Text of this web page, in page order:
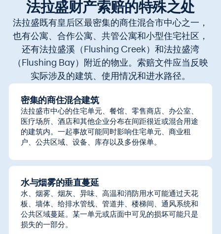
法拉盛财产索赔的特殊之处
法拉盛既有皇后区最密集的商住混合市中心之一，
也有公寓、合作公寓、共管公寓和小型住宅社区，
还有法拉盛溪（Flushing Creek）和法拉盛湾
（Flushing Bay）附近的物业。索赔文件应当反映
实际涉及的建筑、使用情况和进水路径。
密集的商住混合建筑
法拉盛市中心的住宅单元、餐馆、零售商店、办公室、
医疗场所、酒店和其他企业分布在间距很近或混合用途
的建筑内。一起事故可能同时影响住宅单元、商业租
户、公共区域、设备、库存以及多份保单。
水与烟雾的垂直蔓延
水、烟雾、烟灰、异味、高温和消防用水可能通过天花
板、墙体、给排水管线、管道井、楼梯间、通风系统和
公共区域蔓延。某一单元或店面中可见的损坏可能只是
损失的一部分。